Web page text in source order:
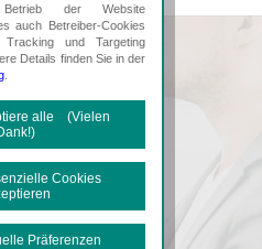
der Website
auch Betreiber-Cookies
und Targeting
Details finden Sie in der
alle (Vielen
Cookies
Präferenzen